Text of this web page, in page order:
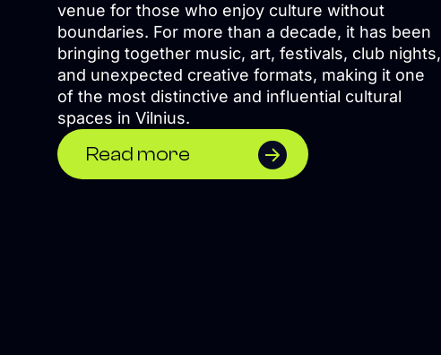
venue for those who enjoy culture without
boundaries. For more than a decade, it has been
bringing together music, art, festivals, club nights,
and unexpected creative formats, making it one
of the most distinctive and influential cultural
spaces in Vilnius.
Read more